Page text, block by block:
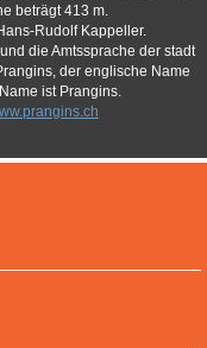
beträgt 413 m.
Rudolf Kappeller.
die Amtssprache der stadt
der englische Name
ist Prangins.